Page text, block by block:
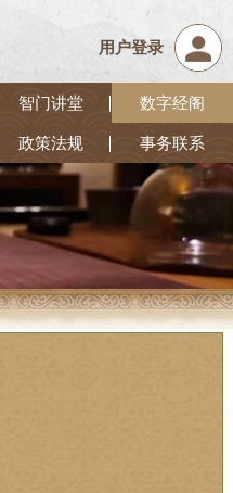
用户登录
智门讲堂 数字经阁
政策法规 事务联系